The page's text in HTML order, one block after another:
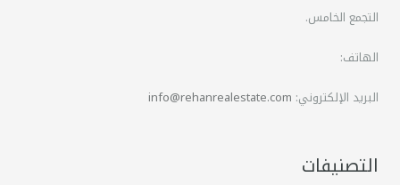
التجمع الخامس.
الهاتف:
البريد الإلكتروني:info@rehanrealestate.com
التصنيفات